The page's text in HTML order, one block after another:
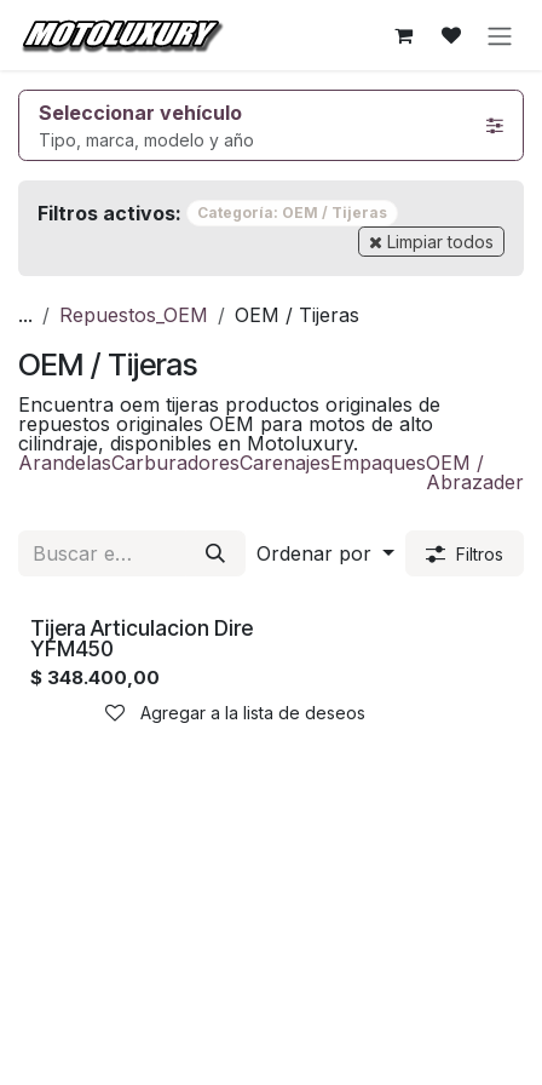
Ir al contenido
Seleccionar vehículo
Tipo, marca, modelo y año
Filtros activos: Categoría: OEM / Tijeras
Limpiar todos
... Repuestos_OEM OEM / Tijeras
OEM / Tijeras
Encuentra oem tijeras productos originales de
repuestos originales OEM para motos de alto
cilindraje, disponibles en Motoluxury.
ArandelasCarburadoresCarenajesEmpaquesOEM /
Ordenar por Filtros
Tijera Articulacion Dire
YFM450
$ 348.400,00
Agregar a la lista de deseos